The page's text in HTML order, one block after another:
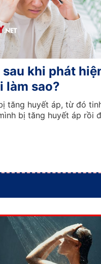
khi phát
làm sao?
tăng huyết áp, từ đó
bị tăng huyết áp rồi